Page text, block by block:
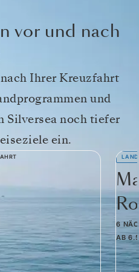
vor und nach
Ihrer Kreuzfahrt
und
Silversea noch tiefer
ein.
6
AB